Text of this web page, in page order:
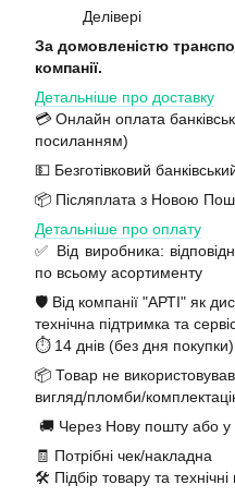
Делівері
За домовленістю
компанії.
Детальніше про доставку
💳 Онлайн оплата
посиланням)
💵 Безготівковий
📦 Післяплата з Новою
Детальніше про оплату
✅ Від виробника:
по всьому асортименту
🛡️ Від компанії "АРТІ" як
технічна підтримка та
⏱️ 14 днів (без дня покупки)
📦 Товар не
вигляд/пломби/
🚚 Через Нову пошту або у
🧾 Потрібні чек/накладна
🛠️ Підбір товару та